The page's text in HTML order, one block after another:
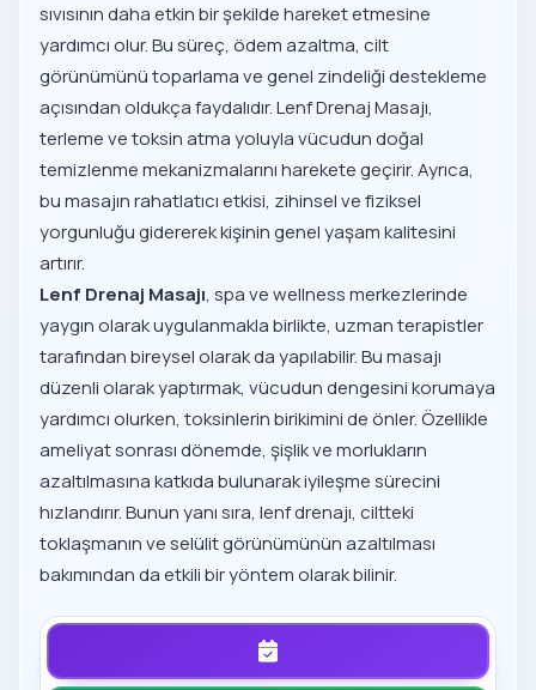
sıvısının daha etkin bir şekilde hareket etmesine
yardımcı olur. Bu süreç, ödem azaltma, cilt
görünümünü toparlama ve genel zindeliği destekleme
açısından oldukça faydalıdır. Lenf Drenaj Masajı,
terleme ve toksin atma yoluyla vücudun doğal
temizlenme mekanizmalarını harekete geçirir. Ayrıca,
bu masajın rahatlatıcı etkisi, zihinsel ve fiziksel
yorgunluğu gidererek kişinin genel yaşam kalitesini
artırır.
Lenf Drenaj Masajı, spa ve wellness merkezlerinde
yaygın olarak uygulanmakla birlikte, uzman terapistler
tarafından bireysel olarak da yapılabilir. Bu masajı
düzenli olarak yaptırmak, vücudun dengesini korumaya
yardımcı olurken, toksinlerin birikimini de önler. Özellikle
ameliyat sonrası dönemde, şişlik ve morlukların
azaltılmasına katkıda bulunarak iyileşme sürecini
hızlandırır. Bunun yanı sıra, lenf drenajı, ciltteki
toklaşmanın ve selülit görünümünün azaltılması
bakımından da etkili bir yöntem olarak bilinir.